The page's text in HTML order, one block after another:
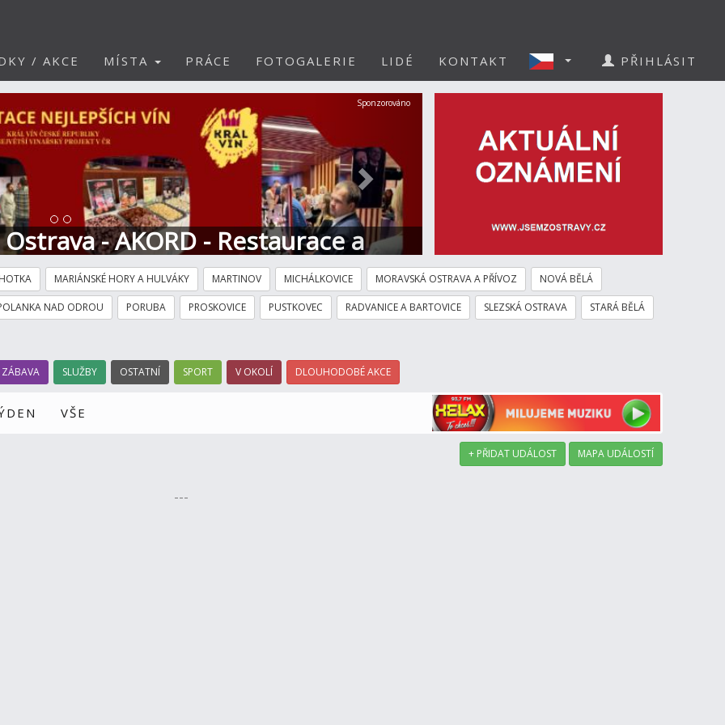
/ AKCE MÍSTA PRÁCE FOTOGALERIE LIDÉ KONTAKT PŘIHLÁSIT
- AKORD - Restaurace a
Další
Sponzorováno
MARIÁNSKÉ HORY A HULVÁKY MARTINOV MICHÁLKOVICE MORAVSKÁ OSTRAVA A PŘÍVOZ NOVÁ BĚLÁ
NAD ODROU PORUBA PROSKOVICE PUSTKOVEC RADVANICE A BARTOVICE SLEZSKÁ OSTRAVA STARÁ BĚLÁ
ZÁBAVA SLUŽBY OSTATNÍ SPORT V OKOLÍ DLOUHODOBÉ AKCE
VŠE
+ PŘIDAT UDÁLOST MAPA UDÁLOSTÍ
---